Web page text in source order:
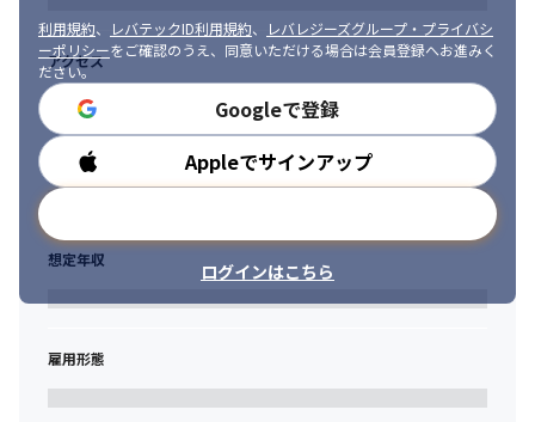
利用規約、 レバテックID利用規約、
レバレジーズグループ・プライバシ
ーポリシーをご確認のうえ、同意いただける場合は会員登録へお進みく
ださい。
Googleで登録
Appleでサインアップ
ログインはこちら
アクセス
勤務時間
想定年収
雇用形態